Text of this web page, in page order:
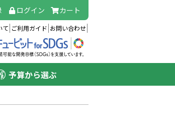
ログイン カート
て ご利用ガイド お問い合わせ
予算から選ぶ